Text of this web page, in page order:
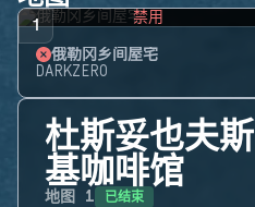
1 禁用
俄勒冈乡间屋宅
DARKZERO
杜斯妥也夫斯
基咖啡馆
地图 1 已结束